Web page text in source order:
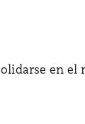
en el